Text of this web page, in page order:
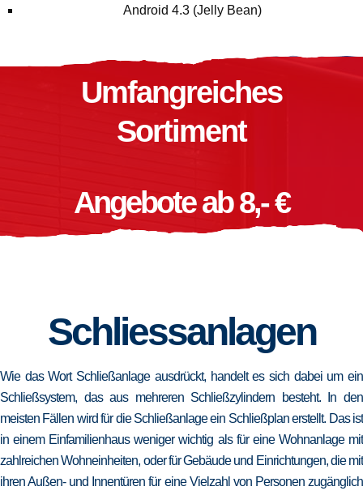
Android 4.3 (Jelly Bean)
Umfangreiches
Sortiment
Angebote ab 8,- €
Schliessanlagen
Wie das Wort Schließanlage ausdrückt, handelt es sich dabei um ein
Schließsystem, das aus mehreren Schließzylindern besteht. In den
meisten Fällen wird für die Schließanlage ein Schließplan erstellt. Das ist
in einem Einfamilienhaus weniger wichtig als für eine Wohnanlage mit
zahlreichen Wohneinheiten, oder für Gebäude und Einrichtungen, die mit
ihren Außen- und Innentüren für eine Vielzahl von Personen zugänglich